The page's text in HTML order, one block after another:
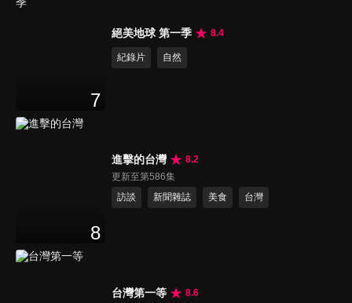
7
絕美地球 第一季 8.4
紀錄片 自然
8
進擊的台灣
8.2
更新至第586集
訪談
新聞雜誌 美食 台灣
台灣第一等
8.6